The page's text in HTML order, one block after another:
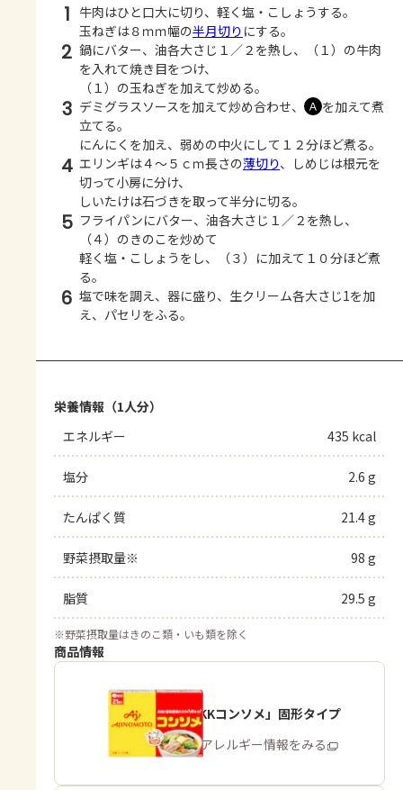
1 牛肉はひと口大に切り、軽く塩・こしょうする。
玉ねぎは８ｍｍ幅の半月切り にする。
2 鍋にバター、油各大さじ１／２を熱し、（１）の牛肉
を入れて焼き目をつけ、
（１）の玉ねぎを加えて炒める。
3 デミグラスソースを加えて炒め合わせ、 Ａ を加えて煮
立てる。
にんにくを加え、弱めの中火にして１２分ほど煮る。
4 エリンギは４～５ｃｍ長さの薄切り、しめじは根元を
切って小房に分け、
しいたけは石づきを取って半分に切る。
5 フライパンにバター、油各大さじ１／２を熱し、
（４）のきのこを炒めて
軽く塩・こしょうをし、（３）に加えて１０分ほど煮
る。
6 塩で味を調え、器に盛り、生クリーム各大さじ1を加
え、パセリをふる。
栄養情報（1人分）
エネルギー
435 kcal
塩分 2.6 g
たんぱく質 21.4 g
野菜摂取量※ 98 g
脂質 29.5 g
※野菜摂取量はきのこ類・いも類を除く
商品情報
「味の素KKコンソメ」固形タイプ
商品・アレルギー情報をみる